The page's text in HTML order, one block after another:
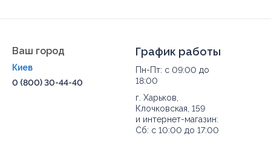
Ваш город
Киев
0 (800) 30-44-40
График работы
Пн-Пт: с 09:00 до
18:00
г. Харьков,
Клочковская, 159
и интернет-магазин:
Сб: с 10:00 до 17:00